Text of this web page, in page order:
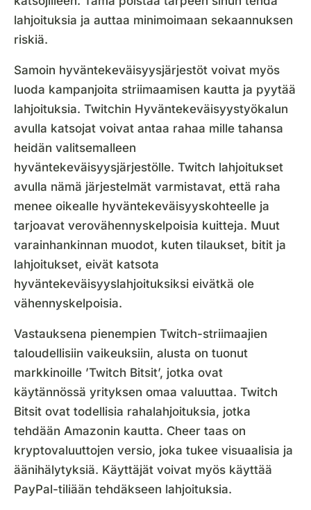
lahjoituksia ja auttaa minimoimaan sekaannuksen
riskiä.
Samoin hyväntekeväisyysjärjestöt voivat myös
luoda kampanjoita striimaamisen kautta ja pyytää
lahjoituksia. Twitchin Hyväntekeväisyystyökalun
avulla katsojat voivat antaa rahaa mille tahansa
heidän valitsemalleen
hyväntekeväisyysjärjestölle. Twitch lahjoitukset
avulla nämä järjestelmät varmistavat, että raha
menee oikealle hyväntekeväisyyskohteelle ja
tarjoavat verovähennyskelpoisia kuitteja. Muut
varainhankinnan muodot, kuten tilaukset, bitit ja
lahjoitukset, eivät katsota
hyväntekeväisyyslahjoituksiksi eivätkä ole
vähennyskelpoisia.
Vastauksena pienempien Twitch-striimaajien
taloudellisiin vaikeuksiin, alusta on tuonut
markkinoille ’Twitch Bitsit’, jotka ovat
käytännössä yrityksen omaa valuuttaa. Twitch
Bitsit ovat todellisia rahalahjoituksia, jotka
tehdään Amazonin kautta. Cheer taas on
kryptovaluuttojen versio, joka tukee visuaalisia ja
äänihälytyksiä. Käyttäjät voivat myös käyttää
PayPal-tiliään tehdäkseen lahjoituksia.